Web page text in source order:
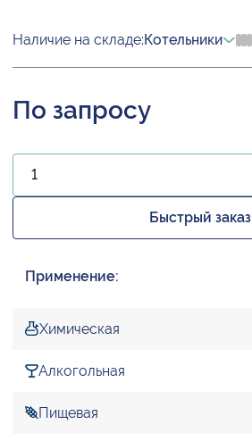
Наличие на складе:Котельники
По запросу
Быстрый заказ
Применение:
Химическая
Алкогольная
Пищевая